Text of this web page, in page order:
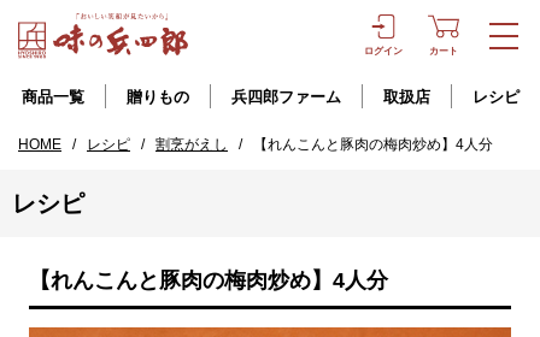
ログイン カート
商品一覧 贈りもの 兵四郎ファーム 取扱店 レシピ
HOME / レシピ / 割烹がえし / 【れんこんと豚肉の梅肉炒め】4人分
レシピ
【れんこんと豚肉の梅肉炒め】4人分